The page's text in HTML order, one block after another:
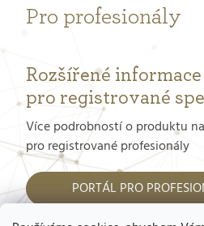
Pro profesionály
Rozšířené
pro registrované
Více podrobností o produktu
pro registrované profesionály
PORTÁL PRO